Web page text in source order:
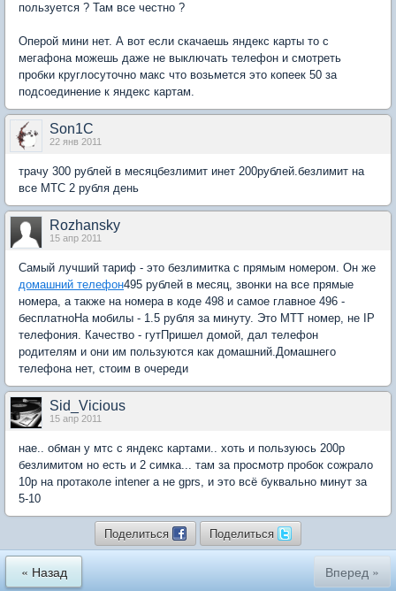
пользуется ? Там все честно ?
Оперой мини нет. А вот если скачаешь яндекс карты то с
мегафона можешь даже не выключать телефон и смотреть
пробки круглосуточно макс что возьмется это копеек 50 за
подсоединение к яндекс картам.
Son1C
22 янв 2011
трачу 300 рублей в месяцбезлимит инет 200рублей.безлимит на
все МТС 2 рубля день
Rozhansky
15 апр 2011
Самый лучший тариф - это безлимитка с прямым номером. Он же
домашний телефон495 рублей в месяц, звонки на все прямые
номера, а также на номера в коде 498 и самое главное 496 -
бесплатноНа мобилы - 1.5 рубля за минуту. Это МТТ номер, не IP
телефония. Качество - гутПришел домой, дал телефон
родителям и они им пользуются как домашний.Домашнего
телефона нет, стоим в очереди
Sid_Vicious
15 апр 2011
нае.. обман у мтс с яндекс картами.. хоть и пользуюсь 200р
безлимитом но есть и 2 симка... там за просмотр пробок сожрало
10р на протаколе intener а не gprs, и это всё буквально минут за
5-10
Поделиться Поделиться
« Назад Вперед »